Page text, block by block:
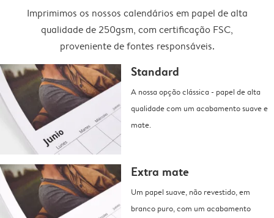
Imprimimos os nossos calendários em papel de alta
qualidade de 250gsm, com certificação FSC,
proveniente de fontes responsáveis.
Standard
A nossa opção clássica - papel de alta
qualidade com um acabamento suave e
mate.
Extra mate
Um papel suave, não revestido, em
branco puro, com um acabamento